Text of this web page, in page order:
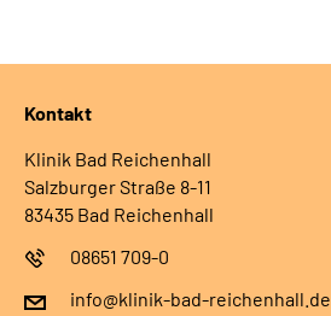
Kontakt
Klinik Bad Reichenhall
Salzburger Straße 8-11
83435 Bad Reichenhall
08651 709-0
info@klinik-bad-reichenhall.de